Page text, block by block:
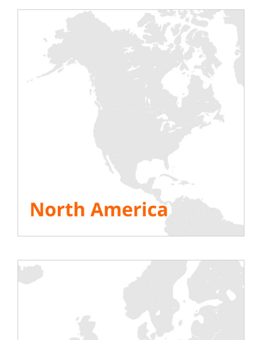
MI REGISTRO
DCD> Connect Madrid:
Si tratta di un evento esperienziale,
progettato appositamente per farvi
conoscere nuovi fornitori e tecnologie in
grado di soddisfare le vostre esigenze in
continua evoluzione.
DCD> Connect Madrid riunisce più di 500
clienti dei più influenti data center
per vivere 24 ore di networking,
scoprire tecnologie, scambiare
conferenze. Collegatevi con i fornitori più
innovativi del settore in un evento
esperienziale per rafforzare le relazioni e
costruirne di nuove attraverso molteplici